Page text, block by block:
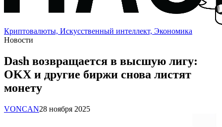
Криптовалюты, Искусственный интеллект, Экономика
Новости
Dash возвращается в высшую лигу:
OKX и другие биржи снова листят
монету
VONCAN28 ноября 2025